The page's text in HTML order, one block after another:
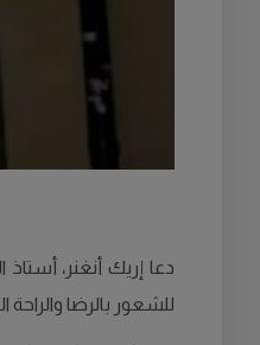
دعا إريك أنغنر،
للشعور بالرضا والراحة